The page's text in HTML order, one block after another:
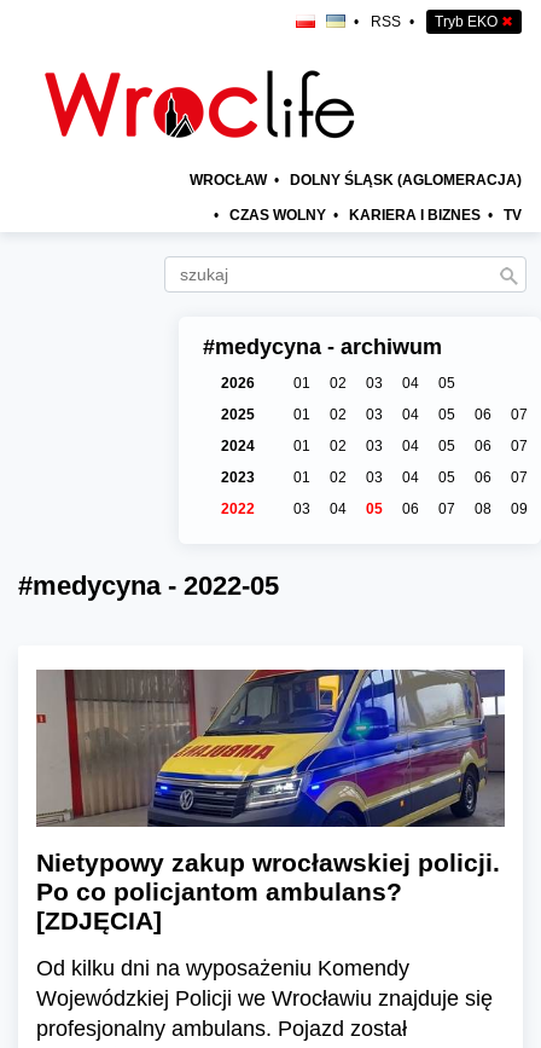
• RSS • Tryb EKO ✖
WROCŁAW • DOLNY ŚLĄSK (AGLOMERACJA)
• CZAS WOLNY • KARIERA I BIZNES • TV
#medycyna - archiwum
2026 01 02 03 04
05
2025
01 02 03 04 05 06
07
2024
01 02 03 04 05 06
07
2023
01 02 03 04 05 06
07
2022
03 04 05 06 07 08 09
#medycyna - 2022-05
Nietypowy zakup wrocławskiej policji.
Po co policjantom ambulans?
[ZDJĘCIA]
Od kilku dni na wyposażeniu Komendy
Wojewódzkiej Policji we Wrocławiu znajduje się
profesjonalny ambulans. Pojazd został